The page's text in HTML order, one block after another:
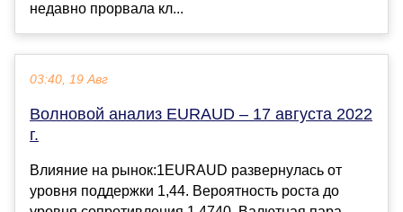
недавно прорвала кл...
03:40, 19 Авг
Волновой анализ EURAUD – 17 августа 2022
г.
Влияние на рынок:1EURAUD развернулась от
уровня поддержки 1,44. Вероятность роста до